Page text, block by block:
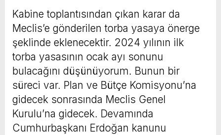
Kabine toplantısından çıkan karar da
Meclis’e gönderilen torba yasaya önerge
şeklinde eklenecektir. 2024 yılının ilk
torba yasasının ocak ayı sonunu
bulacağını düşünüyorum. Bunun bir
süreci var. Plan ve Bütçe Komisyonu’na
gidecek sonrasında Meclis Genel
Kurulu’na gidecek. Devamında
Cumhurbaşkanı Erdoğan kanunu